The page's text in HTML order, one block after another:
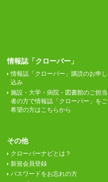
情報誌「クローバー」
情報誌「クローバー」購読のお申し
込み
施設・大学・病院・図書館のご担当
者の方で情報誌「クローバー」をご
希望の方はこちらから
その他
クローバーナビとは？
新規会員登録
パスワードをお忘れの方